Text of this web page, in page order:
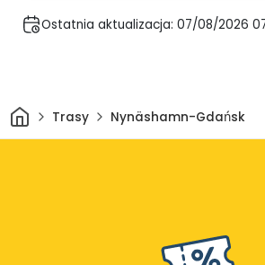
Ostatnia aktualizacja: 07/08/2026
DomTrasy Nynäshamn-Gdańsk